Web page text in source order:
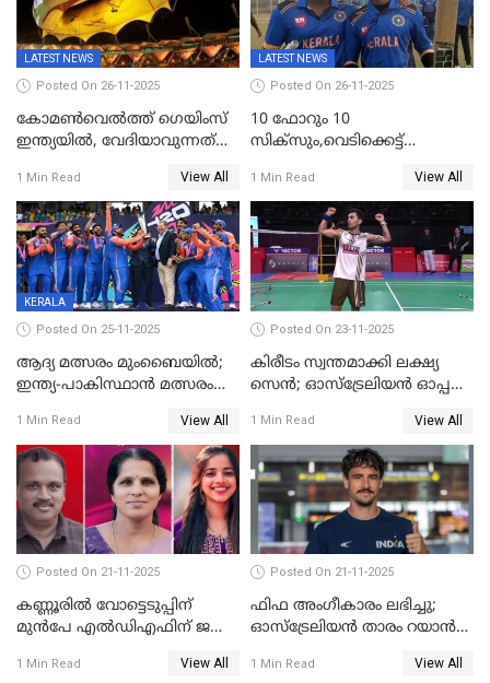
LATEST NEWS
Posted On 26-11-2025
കോമൺവെൽത്ത് ഗെയിംസ്
ഇന്ത്യയിൽ, വേദിയാവുന്നത്
1 Min Read View All
LATEST NEWS
Posted On 26-11-2025
10 ഫോറും 10
സിക്‌സും,വെടിക്കെട്ട്
അര്‍ധ സെഞ്ചുറിയുമായി
സഞ്ജു; ഒഡിഷയെ 10
വിക്കറ്റിന് തകര്‍ത്ത് കേരളം
1 Min Read View All
KERALA
Posted On 25-11-2025
ആദ്യ മത്സരം മുംബൈയിൽ;
ഇന്ത്യ-പാകിസ്ഥാൻ മത്സരം
ലോകകപ്പിന്‍റെ മത്സരക്രമം
പ്രഖ്യാപിച്ചു
1 Min Read View All
Posted On 23-11-2025
കിരീടം സ്വന്തമാക്കി ലക്ഷ്യ
സെന്‍; ഓസ്ട്രേലിയന്‍ ഓപ്പണ്‍
1 Min Read View All
Posted On 21-11-2025
കണ്ണൂരിൽ വോട്ടെടുപ്പിന്
മുൻപേ എൽഡിഎഫിന് ജയം;
സ്ഥാനാർഥികളില്ല
1 Min Read View All
Posted On 21-11-2025
ഫിഫ അംഗീകാരം ലഭിച്ചു;
ഓസ്‌ട്രേലിയന്‍ താരം റയാന്‍
നീലക്കുപ്പായത്തില്‍ കളിക്കാം
1 Min Read View All